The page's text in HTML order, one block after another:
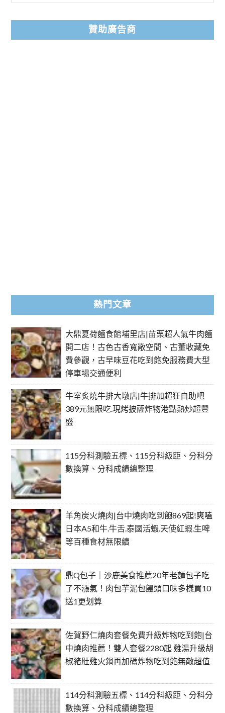
贊助廣告商
熱門文章
大鼎夏荷麵食館埔里店|苗栗超人氣牛肉麵
開二店！古色古香寬敞空間、古董收藏免
費參觀，古早味豆花吃到飽免服務費大型
停車場交通便利
牛室炙燒牛排大墩店|牛排加超狂自助吧
389元無限吃.現烤披薩炸物港點熱炒超豐
盛
115分科測驗五標、115分科級距、分科分
數換算、分科成績總整理
羊角炭火燒肉|台中燒肉吃到飽869起!爽嗑
日本A5和牛.牛舌.泰國活蝦.天使紅蝦.生啤
等百種食材無限續
鼎Q包子｜沙鹿美食推薦20年老麵包子吃
了不漲氣！肉包芋泥包饅頭口味多樣買10
送1更划算
佐賀野仁燒肉套餐免費升級炸物吃到飽|台
中燒肉推薦！雙人套餐2280起 雞湯升級胡
椒豬肚雞火鍋再加碼炸物吃到飽無敵超值
114分科測驗五標、114分科級距、分科分
數換算、分科成績總整理